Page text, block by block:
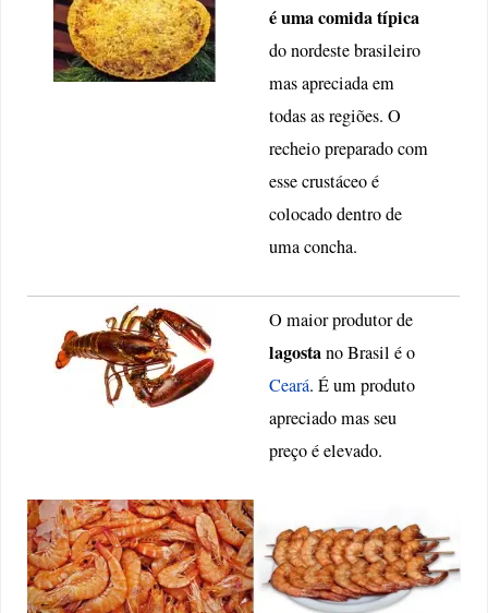
é uma comida típica
do nordeste brasileiro
mas apreciada em
todas as regiões. O
recheio preparado com
esse crustáceo é
colocado dentro de
uma concha.
O maior produtor de
lagostano Brasil é o
Ceará. É um produto
apreciado mas seu
preço é elevado.